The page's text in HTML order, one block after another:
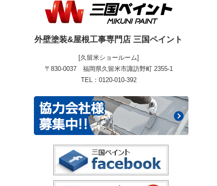
外壁塗装&屋根工事専門店 三国ペイント
[久留米ショールーム]
〒830-0037 福岡県久留米市諏訪野町 2355-1
TEL：0120-010-392